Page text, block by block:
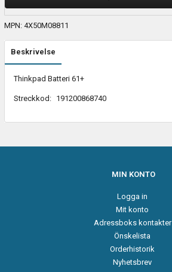
MPN: 4X50M08811
Beskrivelse
Thinkpad Batteri 61+
Streckkod: 191200868740
MIN KONTO
Logga in
Mit konto
Adressboks kontakter
Önskelista
Orderhistorik
Nyhetsbrev